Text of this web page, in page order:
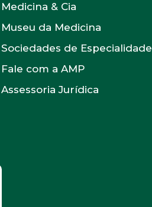
Medicina & Cia
Museu da Medicina
Sociedades de Especialidade
Fale com a AMP
Assessoria Jurídica